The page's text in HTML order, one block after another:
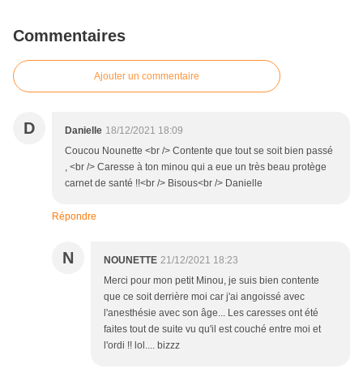
Commentaires
Ajouter un commentaire
D Danielle 18/12/2021 18:09
Coucou Nounette <br /> Contente que tout se soit bien passé
, <br /> Caresse à ton minou qui a eue un très beau protège
carnet de santé !!<br /> Bisous<br /> Danielle
Répondre
N NOUNETTE 21/12/2021 18:23
Merci pour mon petit Minou, je suis bien contente
que ce soit derrière moi car j'ai angoissé avec
l'anesthésie avec son âge... Les caresses ont été
faites tout de suite vu qu'il est couché entre moi et
l'ordi !! lol.... bizzz